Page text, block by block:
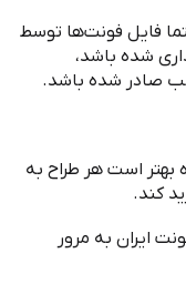
فایل فونتها توسط
شده باشد،
صادر شده باشد.
بهتر است هر طراح به
کند.
ایران به مرور